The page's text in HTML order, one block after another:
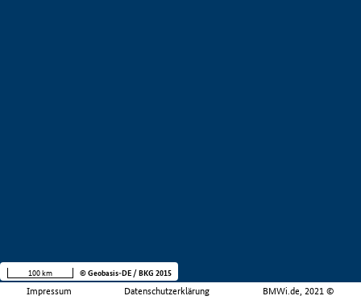
Impressum Datenschutzerklärung BMWi.de, 2021 ©
100 km © Geobasis-DE / BKG 2015